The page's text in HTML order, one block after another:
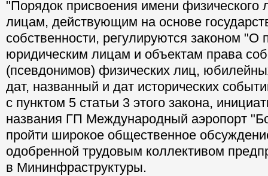
"Порядок присвоения имени физического
лицам, действующим на основе
собственности, регулируются законом "О
юридическим лицам и объектам права
(псевдонимов) физических лиц,
дат, названный и дат исторических
с пунктом 5 статьи 3 этого закона,
названия ГП Международный аэропорт
пройти широкое общественное
одобренной трудовым коллективом
в Мининфраструктуры.